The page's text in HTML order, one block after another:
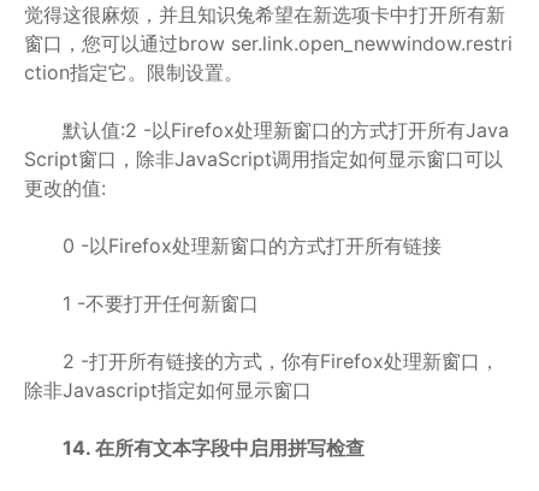
觉得这很麻烦，并且知识兔希望在新选项卡中打开所有新
窗口，您可以通过brow ser.link.open_newwindow.restri
ction指定它。限制设置。
默认值:2 -以Firefox处理新窗口的方式打开所有Java
Script窗口，除非JavaScript调用指定如何显示窗口可以
更改的值:
0 -以Firefox处理新窗口的方式打开所有链接
1 -不要打开任何新窗口
2 -打开所有链接的方式，你有Firefox处理新窗口，
除非Javascript指定如何显示窗口
14. 在所有文本字段中启用拼写检查